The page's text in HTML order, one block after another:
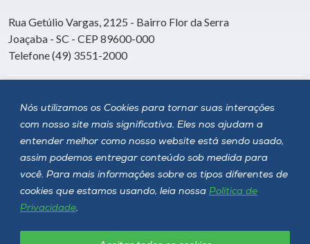
Nós utilizamos os Cookies para tornar suas interações
com nosso site mais significativa. Eles nos ajudam a
entender melhor como nosso website está sendo usado,
assim podemos entregar conteúdo sob medida para
você. Para mais informações sobre os tipos diferentes de
cookies que estamos usando, leia nossa Política de
Privacidade.
Rua Getúlio Vargas, 2125 - Bairro Flor da Serra
Joaçaba - SC - CEP 89600-000
Telefone (49) 3551-2000
Siga a Unoesc